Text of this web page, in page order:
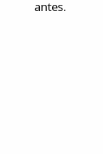
antes.